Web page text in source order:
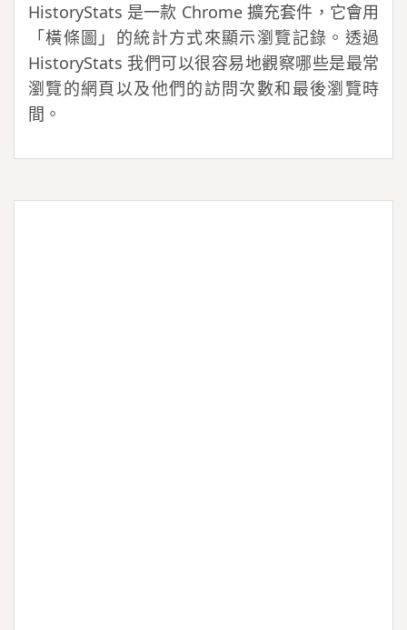
HistoryStats 是一款 Chrome 擴充套件，它會用
「橫條圖」的統計方式來顯示瀏覽記錄。透過
HistoryStats 我們可以很容易地觀察哪些是最常
瀏覽的網頁以及他們的訪問次數和最後瀏覽時
間。